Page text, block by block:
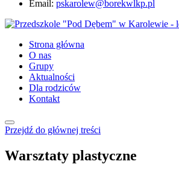
Email: pskarolew@borekwlkp.pl
Strona główna
O nas
Grupy
Aktualności
Dla rodziców
Kontakt
Przejdź do głównej treści
Warsztaty plastyczne